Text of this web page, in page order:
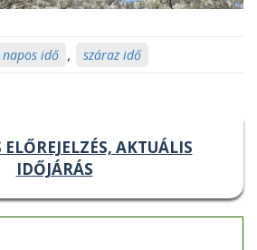
napos idő , száraz idő
ELŐREJELZÉS, AKTUÁLIS
IDŐJÁRÁS